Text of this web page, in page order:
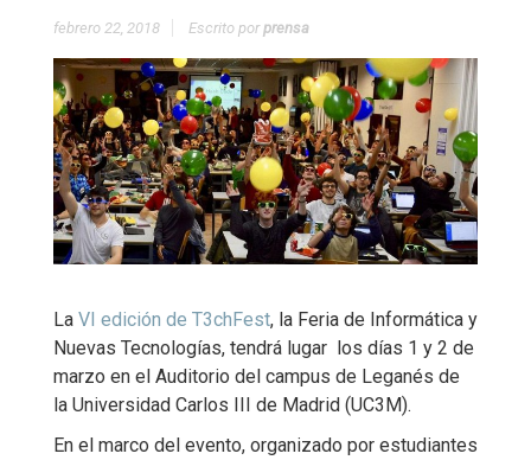
febrero 22, 2018 Escrito porprensa
La VI edición de T3chFest, la Feria de Informática y
Nuevas Tecnologías, tendrá lugar los días 1 y 2 de
marzo en el Auditorio del campus de Leganés de
la Universidad Carlos III de Madrid (UC3M).
En el marco del evento, organizado por estudiantes